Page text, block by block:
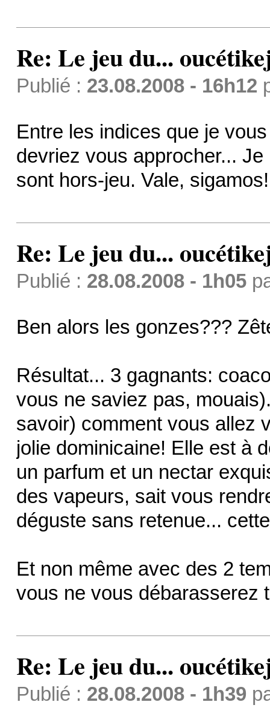
Re: Le jeu du...
Publié : 23.08.2008 - 16h12
Entre les indices que je
devriez vous approcher...
sont hors-jeu. Vale, sigamos!
Re: Le jeu du...
Publié : 28.08.2008 - 1h05
Ben alors les gonzes???
Résultat... 3 gagnants:
vous ne saviez pas,
savoir) comment vous allez
jolie dominicaine! Elle est à
un parfum et un nectar
des vapeurs, sait vous
déguste sans retenue...
Et non même avec des 2
vous ne vous débarasserez
Re: Le jeu du...
Publié : 28.08.2008 - 1h39